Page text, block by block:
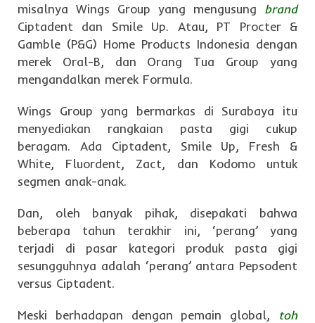
misalnya Wings Group yang mengusung brand
Ciptadent dan Smile Up. Atau, PT Procter &
Gamble (P&G) Home Products Indonesia dengan
merek Oral-B, dan Orang Tua Group yang
mengandalkan merek Formula.
Wings Group yang bermarkas di Surabaya itu
menyediakan rangkaian pasta gigi cukup
beragam. Ada Ciptadent, Smile Up, Fresh &
White, Fluordent, Zact, dan Kodomo untuk
segmen anak-anak.
Dan, oleh banyak pihak, disepakati bahwa
beberapa tahun terakhir ini, ‘perang’ yang
terjadi di pasar kategori produk pasta gigi
sesungguhnya adalah ‘perang’ antara Pepsodent
versus Ciptadent.
Meski berhadapan dengan pemain global, toh